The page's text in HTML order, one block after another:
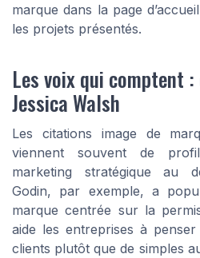
marque dans la page
les projets présentés.
Les voix qui comptent :
Jessica Walsh
Les citations image de
viennent souvent de
marketing stratégique au
Godin, par exemple, a
marque centrée sur la
aide les entreprises à
clients plutôt que de simples